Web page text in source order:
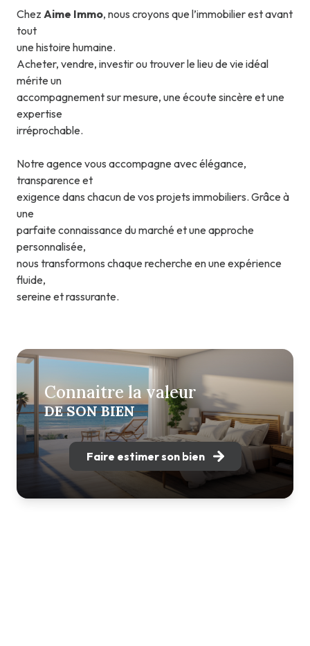
Connaitre la valeur
DE SON BIEN
Faire estimer son bien
Chez Aime Immo, nous croyons que l’immobilier est avant
tout
une histoire humaine.
Acheter, vendre, investir ou trouver le lieu de vie idéal
mérite un
accompagnement sur mesure, une écoute sincère et une
expertise
irréprochable.
Notre agence vous accompagne avec élégance,
transparence et
exigence dans chacun de vos projets immobiliers. Grâce à
une
parfaite connaissance du marché et une approche
personnalisée,
nous transformons chaque recherche en une expérience
fluide,
sereine et rassurante.